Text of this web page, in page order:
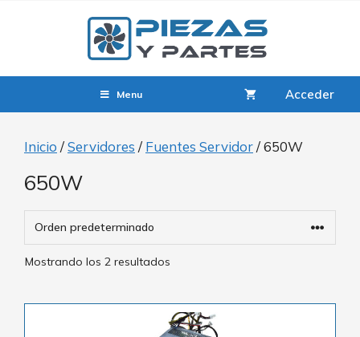
Menu Acceder
Inicio /Servidores / Fuentes Servidor/ 650W
650W
Mostrando los 2 resultados